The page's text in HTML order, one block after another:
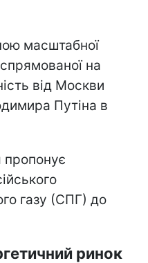
масштабної
на
від Москви
Путіна в
пропонує
газу (СПГ) до
ринок